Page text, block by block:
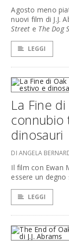
Agosto meno
nuovi film di J.J.
Street e The Dog
LEGGI
La Fine
connubio
dinosauri
DI ANGELA
Il film con Ewan
essere un
LEGGI